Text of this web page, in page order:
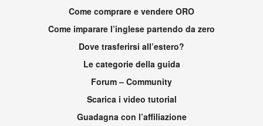
Come comprare e vendere ORO
Come imparare l’inglese partendo da zero
Dove trasferirsi all’estero?
Le categorie della guida
Forum – Community
Scarica i video tutorial
Guadagna con l’affiliazione